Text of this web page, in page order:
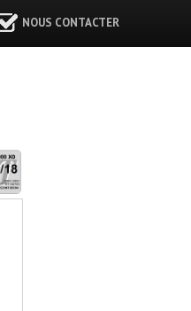
NOUS CONTACTER